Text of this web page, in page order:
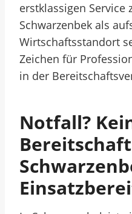
erstklassigen Service
Schwarzenbek als
Wirtschaftsstandort
Zeichen für
in der
Notfall?